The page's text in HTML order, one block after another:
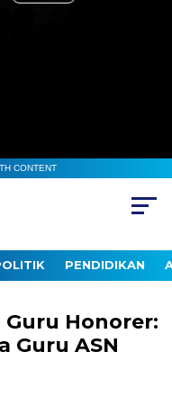
CONTENT
PENDIDIKAN
Guru Honorer:
Guru ASN